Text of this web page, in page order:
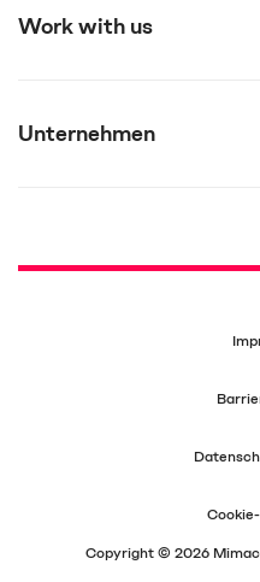
Work with us
Unternehmen
Copyright © 2026